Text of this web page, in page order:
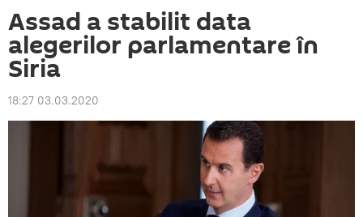
Assad a stabilit data
alegerilor parlamentare în
Siria
18:27 03.03.2020